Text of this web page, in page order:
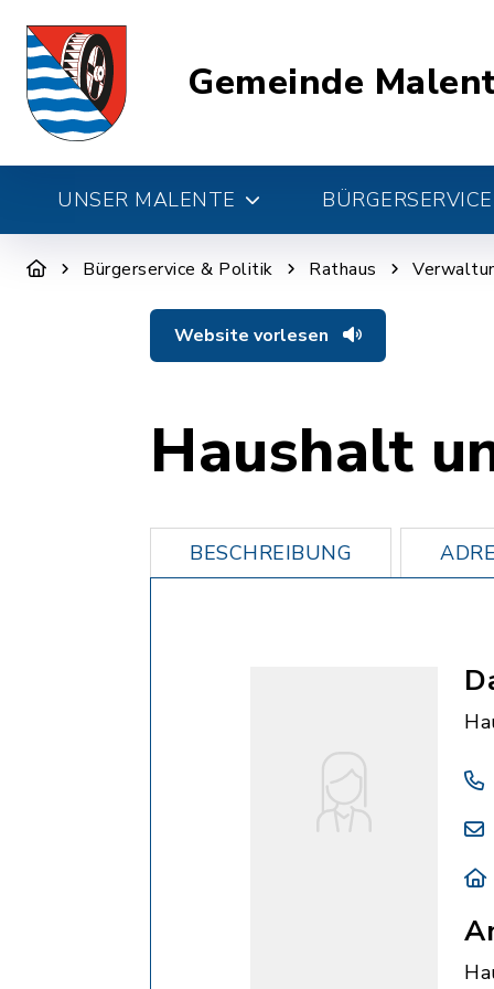
Gemeinde
UNSER MALENTE
Bürgerservice & Politik Rathaus
Website vorlesen
Haushalt
BESCHREIBUNG